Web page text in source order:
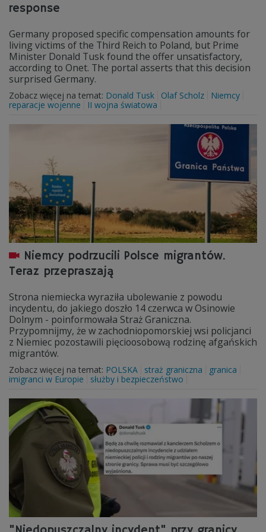
response
Germany proposed specific compensation amounts for
living victims of the Third Reich to Poland, but Prime
Minister Donald Tusk found the offer unsatisfactory,
according to Onet. The portal asserts that this decision
surprised Germany.
Zobacz więcej na temat: Donald Tusk Olaf Scholz
Niemcy
reparacje wojenne
II wojna światowa
Niemcy podrzucili Polsce migrantów.
Teraz przepraszają
Strona niemiecka wyraziła ubolewanie z powodu
incydentu, do jakiego doszło 14 czerwca w Osinowie
Dolnym - poinformowała Straż Graniczna.
Przypomnijmy, że w zachodniopomorskiej wsi policjanci
z Niemiec pozostawili pięcioosobową rodzinę afgańskich
migrantów.
Zobacz więcej na temat: POLSKA straż graniczna
granica
imigranci w Europie
służby i bezpieczeństwo